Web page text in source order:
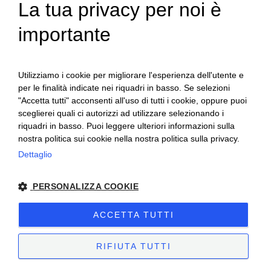
- i dati raccolti per le finalità di cui ai punti
a), b), e), f) g) saranno trattati secondo
le attività di cui alle finalità sopra riportate,
e successivamente conservati per il tempo
necessario imposto dagli obblighi di legge
e/o comunque entro gli ordinari termini di
prescrizione (10 anni) tenendo conto di
dall’instaurazione di contenziosi;
- i dati raccolti per le finalità di cui al punto
c) e d) i dati verranno trattati previa
acquisizione del Suo consenso, e saranno
conservati fino a revoca del consenso
La tua privacy per noi è
importante
Utilizziamo i cookie per migliorare l'esperienza dell'utente e
per le finalità indicate nei riquadri in basso. Se selezioni
"Accetta tutti" acconsenti all'uso di tutti i cookie, oppure puoi
sceglierei quali ci autorizzi ad utilizzare selezionando i
riquadri in basso. Puoi leggere ulteriori informazioni sulla
nostra politica sui cookie nella nostra politica sulla privacy.
Dettaglio
PERSONALIZZA COOKIE
ACCETTA TUTTI
RIFIUTA TUTTI